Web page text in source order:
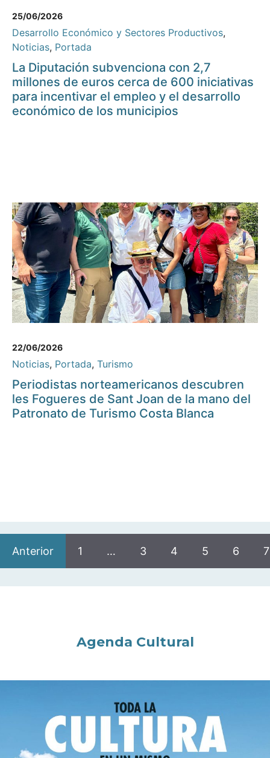
25/06/2026
Desarrollo Económico y Sectores Productivos,
Noticias, Portada
La Diputación subvenciona con 2,7
millones de euros cerca de 600 iniciativas
para incentivar el empleo y el desarrollo
económico de los municipios
22/06/2026
Noticias, Portada, Turismo
Periodistas norteamericanos descubren
les Fogueres de Sant Joan de la mano del
Patronato de Turismo Costa Blanca
Anterior 1 … 3 4 5 6 7
Agenda Cultural